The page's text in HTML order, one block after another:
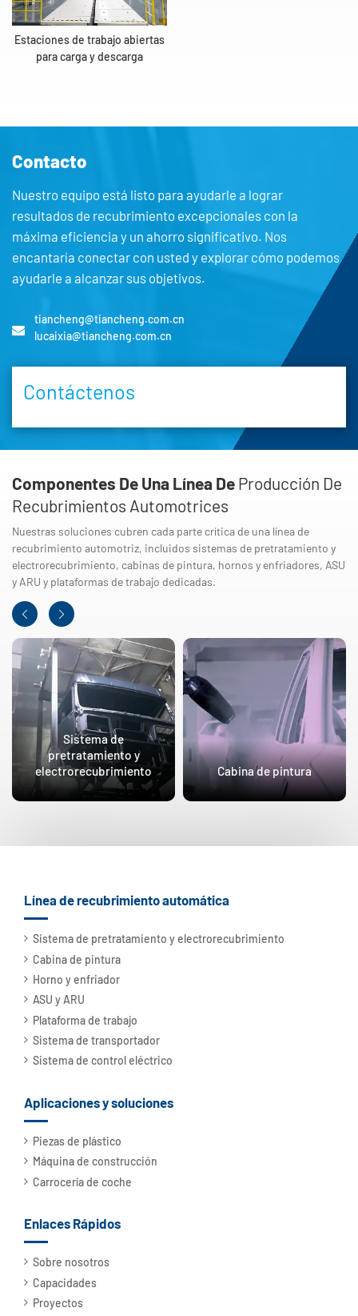
Estaciones de trabajo abiertas
para carga y descarga
Contacto
Nuestro equipo está listo para ayudarle a lograr
resultados de recubrimiento excepcionales con la
máxima eficiencia y un ahorro significativo. Nos
encantaría conectar con usted y explorar cómo podemos
ayudarle a alcanzar sus objetivos.
tiancheng@tiancheng.com.cn
lucaixia@tiancheng.com.cn
Contáctenos
Componentes De Una Línea De Producción De
Recubrimientos Automotrices
Nuestras soluciones cubren cada parte crítica de una línea de
recubrimiento automotriz, incluidos sistemas de pretratamiento y
electrorecubrimiento, cabinas de pintura, hornos y enfriadores, ASU
y ARU y plataformas de trabajo dedicadas.
Sistema de
pretratamiento y
electrorecubrimiento
Cabina de pintura
Línea de recubrimiento automática
Sistema de pretratamiento y electrorecubrimiento
Cabina de pintura
Horno y enfriador
ASU y ARU
Plataforma de trabajo
Sistema de transportador
Sistema de control eléctrico
Aplicaciones y soluciones
Piezas de plástico
Máquina de construcción
Carrocería de coche
Enlaces Rápidos
Sobre nosotros
Capacidades
Proyectos